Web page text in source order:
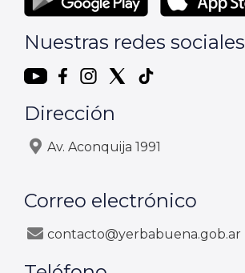
Nuestras redes sociales
Dirección
Av. Aconquija 1991
Correo electrónico
contacto@yerbabuena.gob.ar